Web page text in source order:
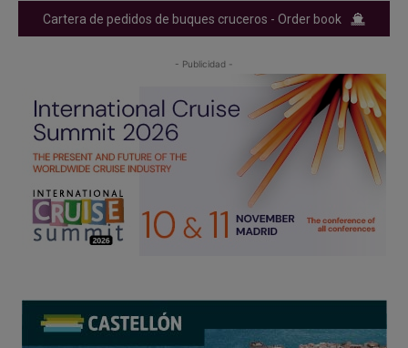
Cartera de pedidos de buques cruceros - Order book
- Publicidad -